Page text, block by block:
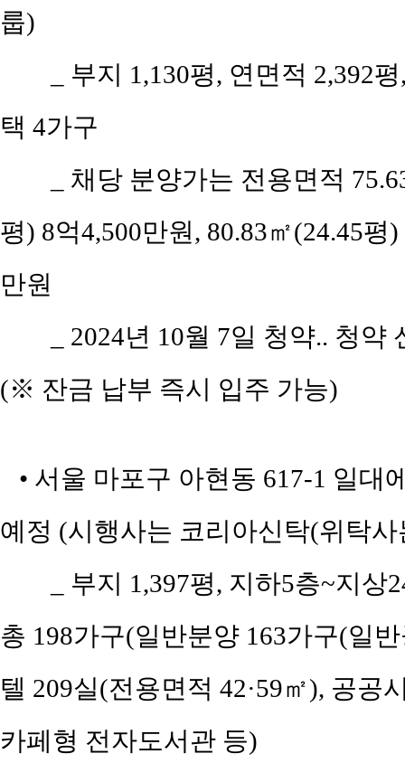
룹)
_ 부지 1,130평, 연면적 2,392
택 4가구
_ 채당 분양가는 전용면적
평) 8억4,500만원, 80.83㎡(24.45평
만원
_ 2024년 10월 7일 청약.. 청
(※ 잔금 납부 즉시 입주 가능)
• 서울 마포구 아현동 617-1 일대
예정 (시행사는 코리아신탁(위탁
_ 부지 1,397평, 지하5층~지
총 198가구(일반분양 163가구(일
텔 209실(전용면적 42·59㎡), 공
카페형 전자도서관 등)